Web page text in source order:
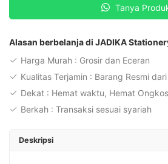
Label
HVS
/
(Pack=25
Tanya
Alasan berbelanja di JADIKA
Harga Murah : Grosir dan Eceran
Kualitas Terjamin : Barang Resmi
Dekat : Hemat waktu, Hemat Ongkos
Berkah : Transaksi sesuai syariah
Deskripsi